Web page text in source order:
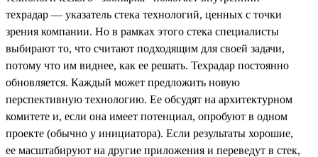
техрадар — указатель стека технологий, ценных с точки
зрения компании. Но в рамках этого стека специалисты
выбирают то, что считают подходящим для своей задачи,
потому что им виднее, как ее решать. Техрадар постоянно
обновляется. Каждый может предложить новую
перспективную технологию. Ее обсудят на архитектурном
комитете и, если она имеет потенциал, опробуют в одном
проекте (обычно у инициатора). Если результаты хорошие,
ее масштабируют на другие приложения и переведут в стек,